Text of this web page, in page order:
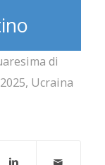
di
, Ucraina